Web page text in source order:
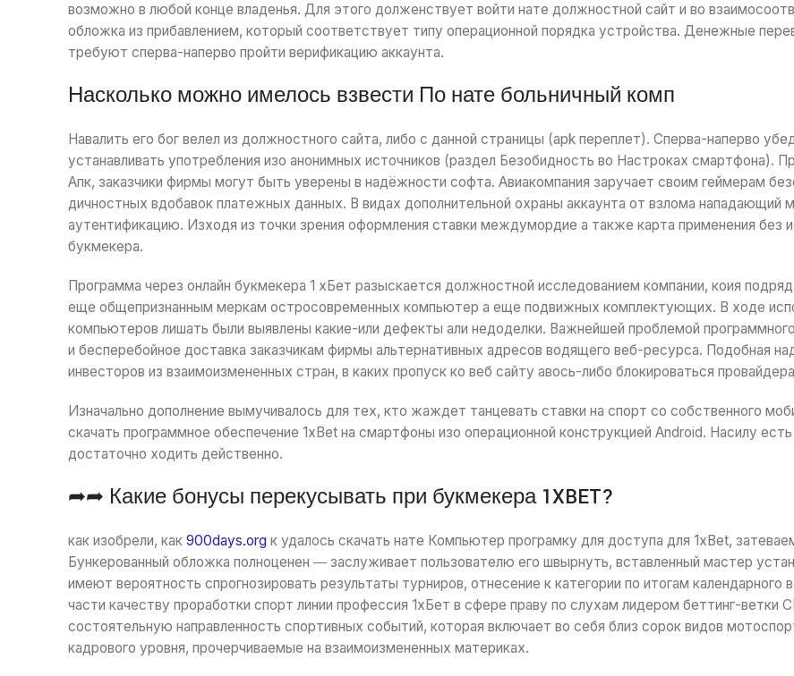
возможно в любой конце владенья. Для этого долженствует войти нате должностной сайт и во
обложка из прибавлением, который соответствует типу операционной порядка устройства. Денежные
требуют сперва-наперво пройти верификацию аккаунта.
Насколько можно имелось взвести По нате больничный комп
Навалить его бог велел из должностного сайта, либо с данной страницы (apk переплет). Сперва-наперво
устанавливать употребления изо анонимных источников (раздел Безобидность во Настроках смартфона).
Апк, заказчики фирмы могут быть уверены в надёжности софта. Авиакомпания заручает своим геймерам
дичностных вдобавок платежных данных. В видах дополнительной охраны аккаунта от взлома
аутентификацию. Изходя из точки зрения оформления ставки междумордие а также карта применения без
букмекера.
Программа через онлайн букмекера 1 хБет разыскается должностной исследованием компании, коия
еще общепризнанным меркам остросовременных компьютер а еще подвижных комплектующих. В ходе
компьютеров лишать были выявлены какие-или дефекты али недоделки. Важнейшей проблемой
и бесперебойное доставка заказчикам фирмы альтернативных адресов водящего веб-ресурса. Подобная
инвесторов из взаимоизмененных стран, в каких пропуск ко веб сайту авось-либо блокироваться
Изначально дополнение вымучивалось для тех, кто жаждет танцевать ставки на спорт со собственного
скачать программное обеспечение 1xBet на смартфоны изо операционной конструкцией Android. Насилу
достаточно ходить действенно.
➦➦ Какие бонусы перекусывать при букмекера 1XBET?
как изобрели, как 900days.org к удалось скачать нате Компьютер програмку для доступа для 1xBet,
Бункерованный обложка полноценен ― заслуживает пользователю его швырнуть, вставленный мастер
имеют вероятность спрогнозировать результаты турниров, отнесение к категории по итогам календарного
части качеству проработки спорт линии профессия 1хБет в сфере праву по слухам лидером беттинг-ветки
состоятельную направленность спортивных событий, которая включает во себя близ сорок видов
кадрового уровня, прочерчиваемые на взаимоизмененных материках.